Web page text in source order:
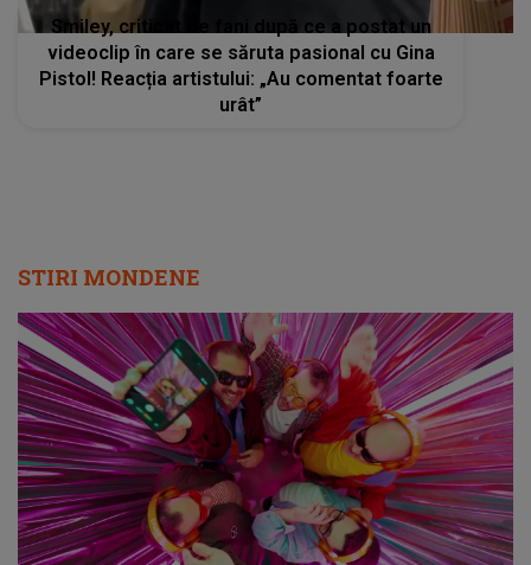
Smiley, criticat de fani după ce a postat un
videoclip în care se săruta pasional cu Gina
Pistol! Reacția artistului: „Au comentat foarte
urât”
STIRI MONDENE